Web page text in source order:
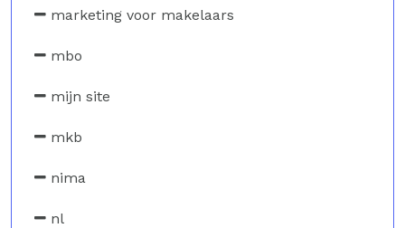
marketing voor makelaars
mbo
mijn site
mkb
nima
nl